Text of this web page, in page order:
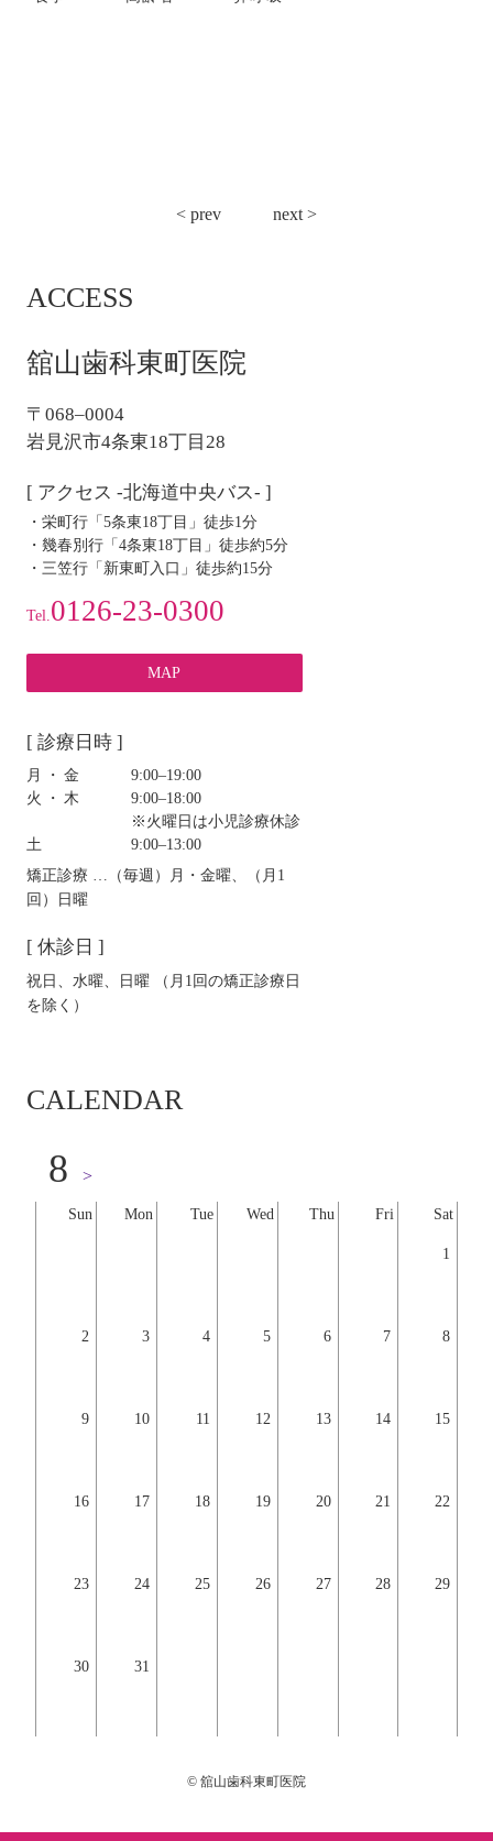
< prev next >
ACCESS
舘山歯科東町医院
〒068–0004
岩見沢市4条東18丁目28
[ アクセス -北海道中央バス- ]
・栄町行「5条東18丁目」徒歩1分
・幾春別行「4条東18丁目」徒歩約5分
・三笠行「新東町入口」徒歩約15分
Tel. 0126-23-0300
MAP
[ 診療日時 ]
月・金
9:00‒19:00
火・木
9:00‒18:00
※火曜日は小児診療休診
土
9:00‒13:00
矯正診療 …（毎週）月・金曜、（月1
回）日曜
[ 休診日 ]
祝日、水曜、日曜 （月1回の矯正診療日
を除く）
CALENDAR
Sun Mon Tue Wed Thu Fri Sat
1
2 3 4 5 6 7 8
9 10 11 12 13 14 15
16 17 18 19 20 21 22
23 24 25 26 27 28 29
30 31
8 >
© 舘山歯科東町医院